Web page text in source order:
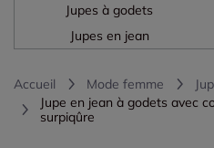
Jupes à godets
Jupes en jean
Accueil Mode femme
Jupe en jean à godets avec
surpiqûre